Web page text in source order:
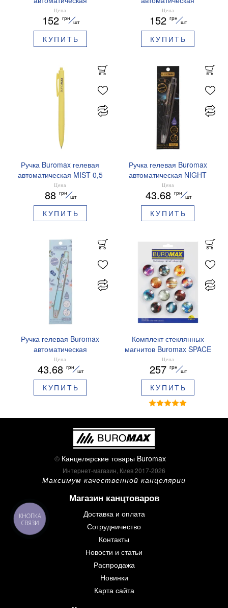
PRESTIGE SILVER 0,5 мм
синие чернила BM.83102
Цена
152 грн
шт
КУПИТЬ
PRESTIGE GOLD 0,5 мм
синие чернила BM.83101
Цена
152 грн
шт
КУПИТЬ
Ручка Buromax гелевая
автоматическая MIST 0,5
мм синие чернила
BM.83103
Цена
88 грн
шт
КУПИТЬ
Ручка гелевая Buromax
автоматическая NIGHT
SKY ZODIAC 0.5 мм
ароматизированный грипп
синие чернила BM.8379-
01
Цена
43.68 грн
шт
КУПИТЬ
Ручка гелевая Buromax
автоматическая
ARABESKI 0.5 мм
ароматизированный грипп
синие чернила в блистере
BM.8379-02
Цена
43.68 грн
шт
КУПИТЬ
Комплект стеклянных
магнитов Buromax SPACE
12 шт 30 мм BM.0048
Цена
257 грн
шт
КУПИТЬ
© Канцелярские товары Buromax
Интернет-магазин, Киев 2017-2026
Максимум качественной канцелярии
Магазин канцтоваров
Доставка и оплата
Сотрудничество
Контакты
Новости и статьи
Распродажа
Новинки
Карта сайта
КНОПКА
СВЯЗИ